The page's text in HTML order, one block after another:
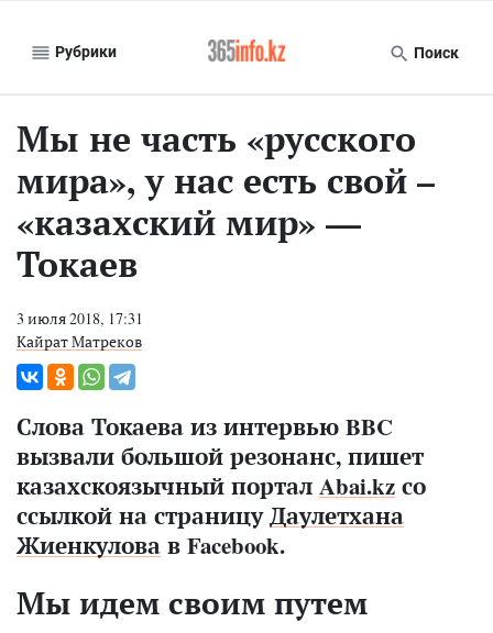
Рубрики Поиск
Мы не часть «русского
мира», у нас есть свой –
«казахский мир» —
Токаев
3 июля 2018, 17:31
Кайрат Матреков
Слова Токаева из интервью BBC
вызвали большой резонанс, пишет
казахскоязычный портал Abai.kz со
ссылкой на страницуДаулетхана
Жиенкулова в Facebook.
Мы идем своим путем